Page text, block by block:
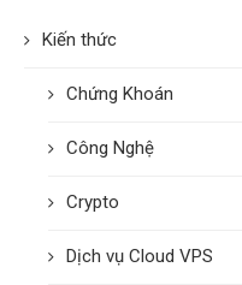
Kiến thức
Chứng Khoán
Công Nghệ
Crypto
Dịch vụ Cloud VPS